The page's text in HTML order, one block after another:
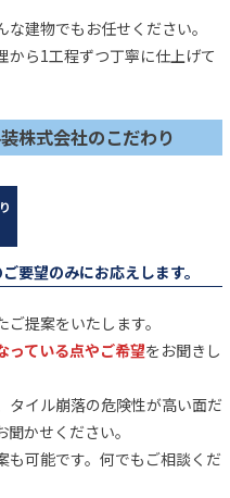
建物でもお任せください。
から1工程ずつ丁寧に仕上げて
株式会社のこだわり
要望のみにお応えします。
提案をいたします。
っている点やご希望をお聞きし
タイル崩落の危険性が高い面だ
かせください。
も可能です。何でもご相談くだ